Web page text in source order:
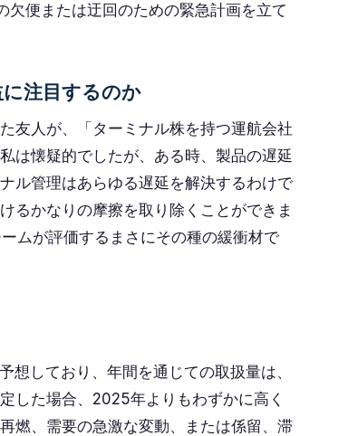
便または迂回のための緊急計画を立て
注目するのか
友人が、「ターミナル株を持つ運航会社
は懐疑的でしたが、ある時、製品の遅延
ル管理はあらゆる遅延を解決するわけで
るかなりの摩擦を取り除くことができま
ムが評価するまさにその種の緩衝材で
想しており、年間を通じての取扱量は、
した場合、2025年よりもわずかに高く
燃、需要の急激な変動、または係留、滞